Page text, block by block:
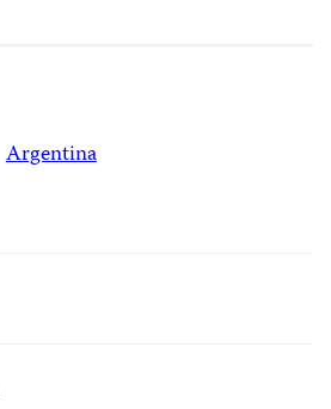
Argentina